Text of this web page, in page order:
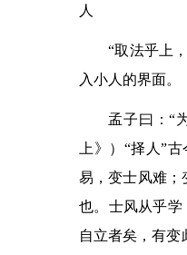
人
“取法乎上
入小人的界面。
孟子曰：“
上》） “择人”古
易，变士风难；
也。士风从乎学
自立者矣，有变